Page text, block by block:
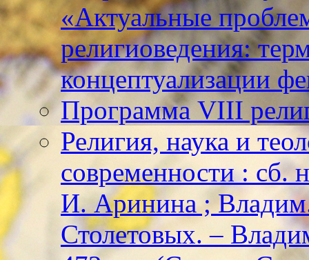
«Актуальные
религиоведения:
концептуализации
Программа VIII
Религия, наука и
современности : сб.
И. Аринина ;
Столетовых. –